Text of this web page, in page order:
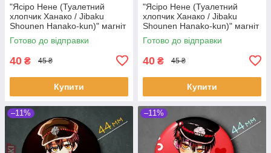
"Ясіро Нене (Туалетний
хлопчик Ханако / Jibaku
Shounen Hanako-kun)" магніт
круглий Ø44 мм
Готово до відправки
40 ₴ 45 ₴
Купити
"Ясіро Нене (Туалетний
хлопчик Ханако / Jibaku
Shounen Hanako-kun)" магніт
круглий Ø44 мм
Готово до відправки
40 ₴ 45 ₴
Купити
–11% –11%